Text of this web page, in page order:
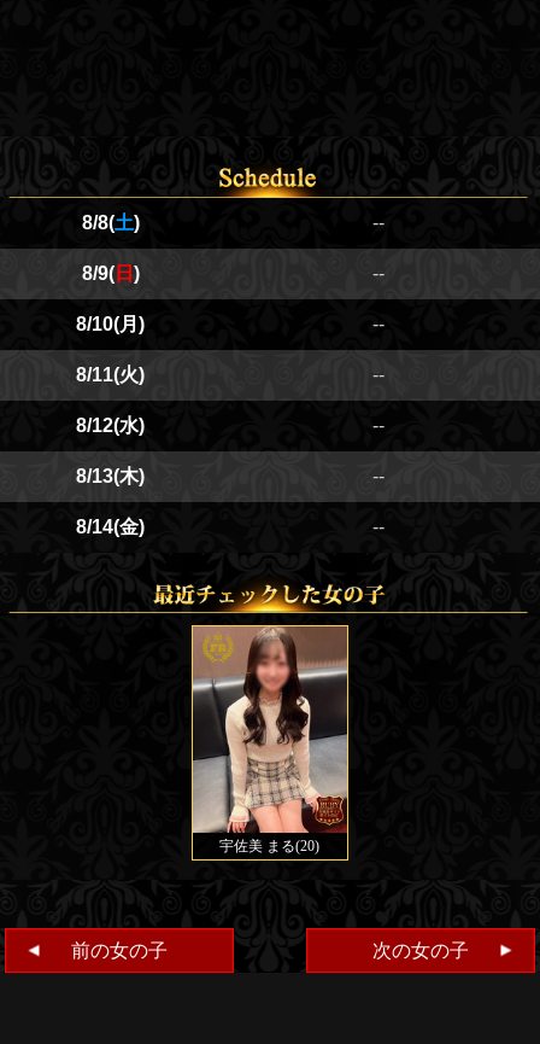
8/8(土) --
8/9(日 ) --
8/10(月) --
8/11(火) --
8/12(水) --
8/13(木) --
8/14(金) --
前の女の子 次の女の子